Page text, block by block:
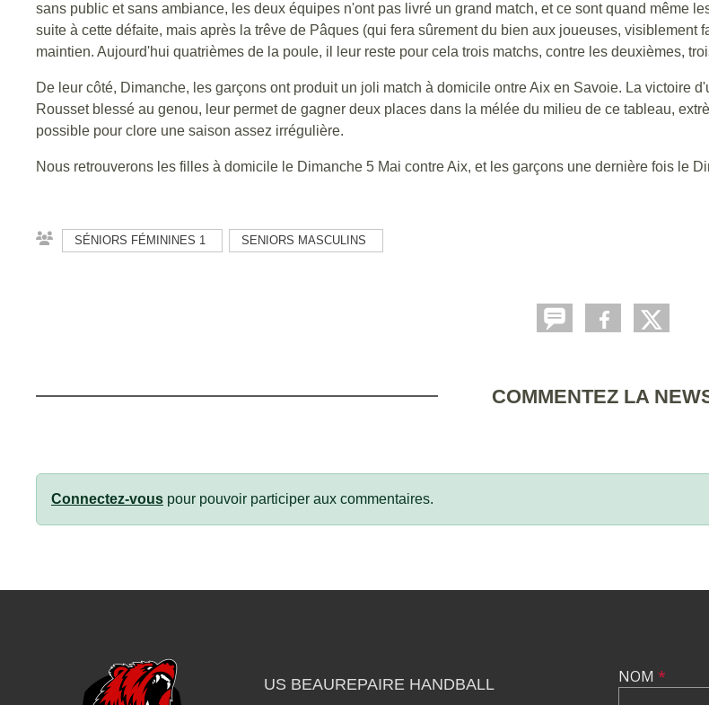
sans public et sans ambiance, les deux équipes n'ont pas livré un grand match, et ce sont quand même
suite à cette défaite, mais après la trêve de Pâques (qui fera sûrement du bien aux joueuses,
maintien. Aujourd'hui quatrièmes de la poule, il leur reste pour cela trois matchs, contre les deuxièmes,
De leur côté, Dimanche, les garçons ont produit un joli match à domicile ontre Aix en Savoie. La victoire
Rousset blessé au genou, leur permet de gagner deux places dans la mélée du milieu de ce tableau,
possible pour clore une saison assez irrégulière.
Nous retrouverons les filles à domicile le Dimanche 5 Mai contre Aix, et les garçons une dernière fois le
SÉNIORS FÉMININES 1 SENIORS MASCULINS
COMMENTEZ LA
Connectez-vous pour pouvoir participer aux commentaires.
US BEAUREPAIRE HANDBALL
NOM *